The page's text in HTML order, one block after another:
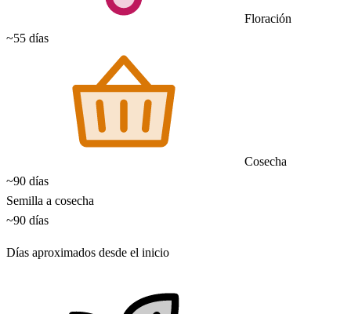
Floración
~55 días
Cosecha
~90 días
Semilla a cosecha
~90 días
Días aproximados desde el inicio